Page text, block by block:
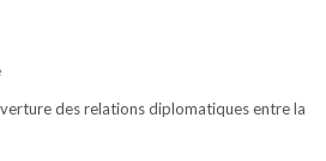
des relations diplomatiques entre la